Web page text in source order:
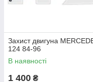
Захист двигуна
124 84-96
В наявності
1 400 ₴